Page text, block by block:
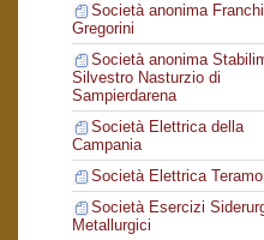
Società anonima
Gregorini
Società anonima
Silvestro Nasturzio di
Sampierdarena
Società Elettrica della
Campania
Società Elettrica Teramo
Società Esercizi
Metallurgici